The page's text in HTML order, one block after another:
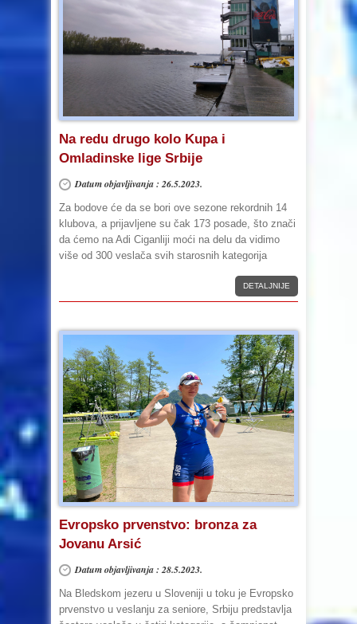
Na redu drugo kolo Kupa i
Omladinske lige Srbije
Datum objavljivanja : 26.5.2023.
Za bodove će da se bori ove sezone rekordnih 14
klubova, a prijavljene su čak 173 posade, što znači
da ćemo na Adi Ciganliji moći na delu da vidimo
više od 300 veslača svih starosnih kategorija
DETALJNIJE
Evropsko prvenstvo: bronza za
Jovanu Arsić
Datum objavljivanja : 28.5.2023.
Na Bledskom jezeru u Sloveniji u toku je Evropsko
prvenstvo u veslanju za seniore, Srbiju predstavlja